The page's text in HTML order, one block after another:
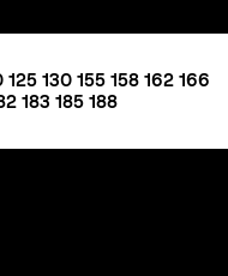
125 130 155 158 162 166
183 185 188